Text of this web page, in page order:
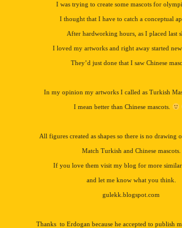
I was trying to create some mascots for
I thought that I have to catch a conceptual
After hardworking hours, as I placed last
I loved my artworks and right away started new
They’d just done that I saw Chinese
In my opinion my artworks I called as Turkish
I mean better than Chinese mascots.
All figures created as shapes so there is no drawing
Match Turkish and Chinese mascots.
If you love them visit my blog for more similar
and let me know what you think.
gulekk.blogspot.com
Thanks to Erdogan because he accepted to publish